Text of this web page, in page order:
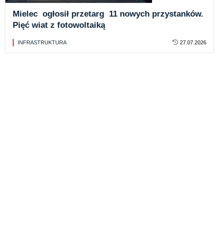
Mielec ogłosił przetarg 11 nowych przystanków.
Pięć wiat z fotowoltaiką
INFRASTRUKTURA 27.07.2026